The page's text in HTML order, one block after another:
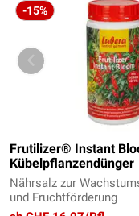
-15%
Frutilizer® Instant
Kübelpflanzendünger
Nährsalz zur
und Fruchtförderung